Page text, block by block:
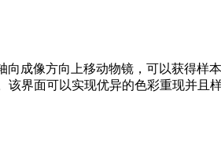
成像方向上移动物镜，可以获得样
界面可以实现优异的色彩重现并且